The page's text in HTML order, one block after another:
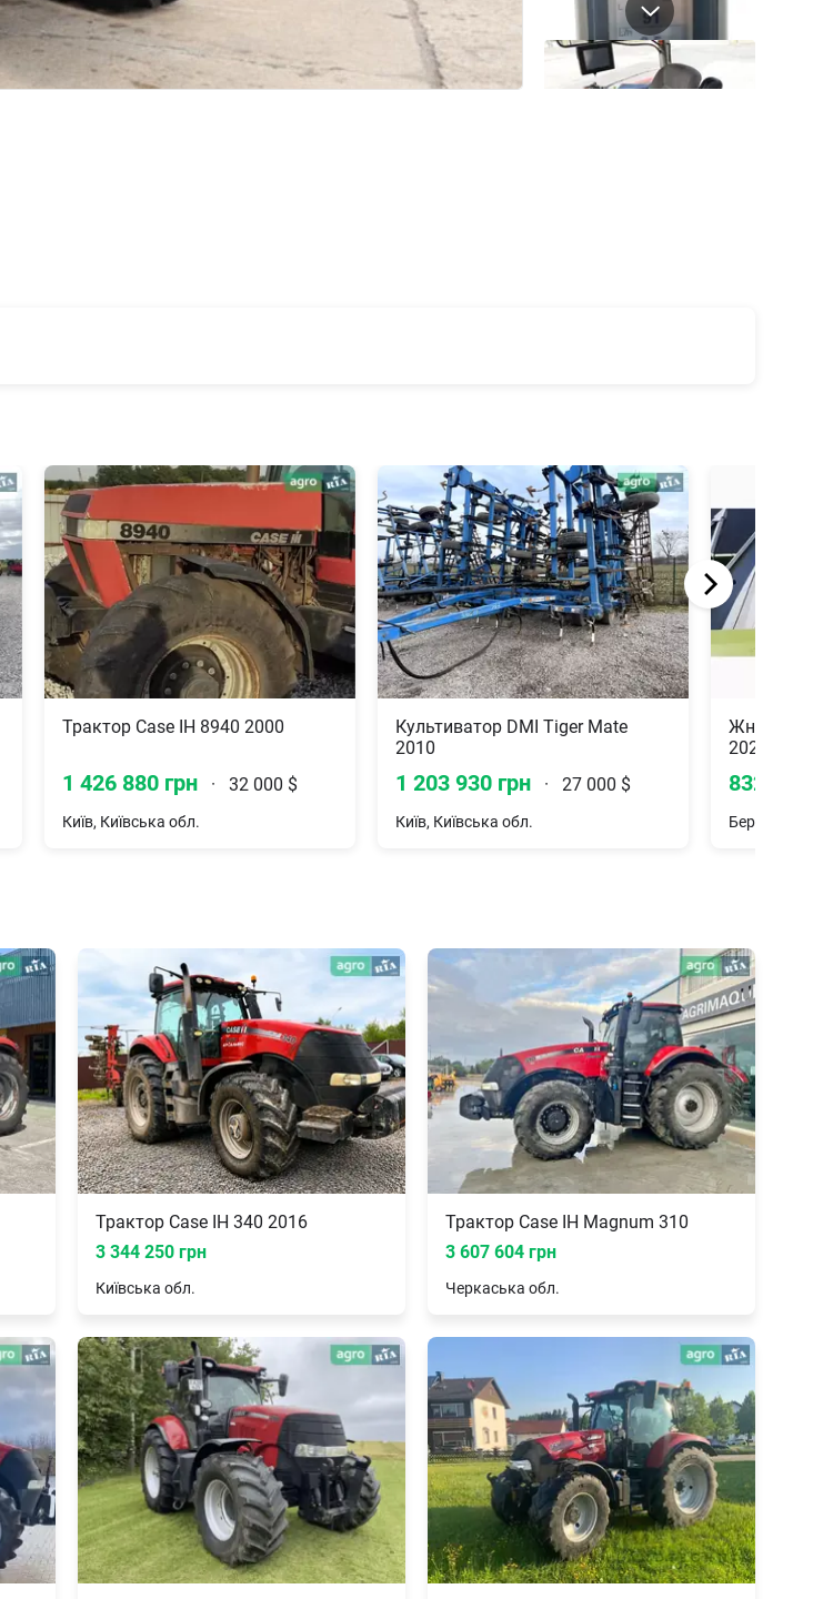
Трактор Case IH 8940 2000
1 426 880 грн · 32 000 $
Київ, Київська обл.
Культиватор DMI Tiger Mate
2010
1 203 930 грн · 27 000 $
Київ, Київська обл.
2020
832 183
Трактор Case IH 340 2016
3 344 250 грн
Київська обл.
Трактор Case IH Magnum 310
3 607 604 грн
Черкаська обл.